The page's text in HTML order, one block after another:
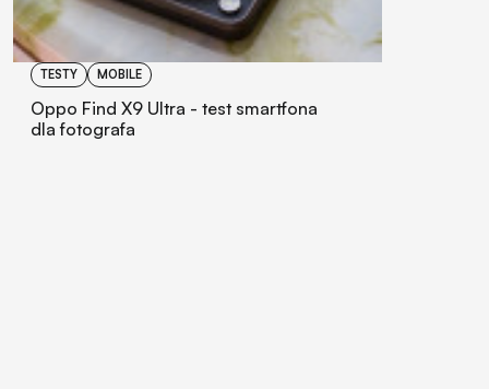
TESTY MOBILE
Oppo Find X9 Ultra - test smartfona
dla fotografa